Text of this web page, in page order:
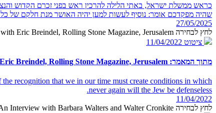
כראש ממשלת ישראל, באתי הלילה להרכין ראש בפני זכרם הקדוש
שהיה מפקדכם אומר: נוסיף לעשות למען יהיה האושר מנת חלקם של
27/05/2025
לחץ לבחירה PM Begin in an interview with Eric Breindel, Rolling Stone Magazine, Jerusalem
ציטוט 11/04/2022
מתוך המאמר: PM Begin in an interview with Eric Breindel, Rolling Stone Magazine, Jerusalem
recognition that we in our time must create conditions in which
never again will the Jew be defenseless.
11/04/2022
לחץ לבחירה An Interview with Barbara Walters and Walter Cronkite